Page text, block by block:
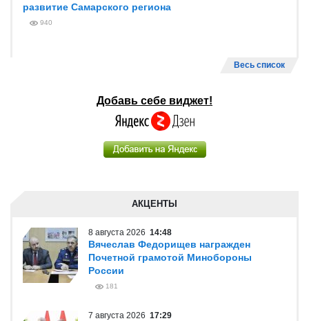
развитие Самарского региона
940
Весь список
Добавь себе виджет!
АКЦЕНТЫ
8 августа 2026 14:48
Вячеслав Федорищев награжден
Почетной грамотой Минобороны
России
181
7 августа 2026 17:29